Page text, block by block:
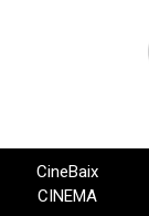
CineBaix
CINEMA